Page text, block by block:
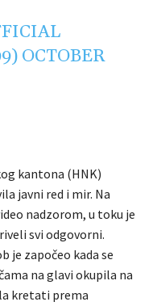
OCTOBER
kantona (HNK)
javni red i mir. Na
nadzorom, u toku je
svi odgovorni.
je započeo kada se
na glavi okupila na
kretati prema